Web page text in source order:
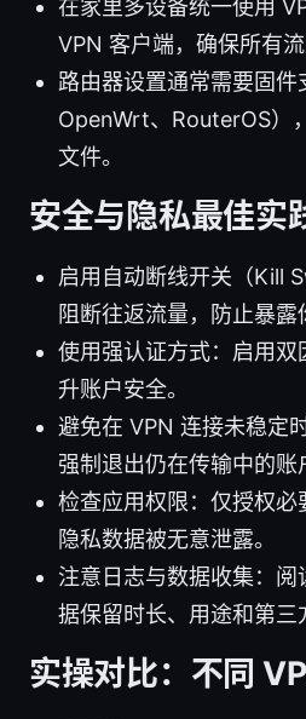
在家里多设备统一使用
VPN 客户端，确保所有流
路由器设置通常需要固件
OpenWrt、RouterOS）
文件。
安全与隐私最佳实
启用自动断线开关（Kill
阻断往返流量，防止暴露
使用强认证方式：启用双
升账户安全。
避免在 VPN 连接未稳定
强制退出仍在传输中的账
检查应用权限：仅授权
隐私数据被无意泄露。
注意日志与数据收集：
据保留时长、用途和第三
实操对比：不同